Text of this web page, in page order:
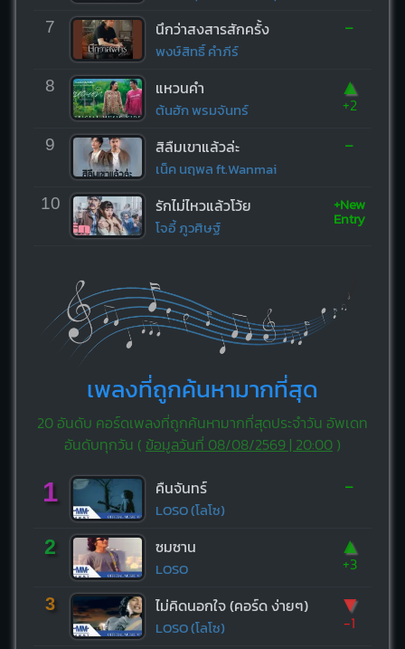
7 นึกว่าสงสารสักครั้ง
พงษ์สิทธิ์ คำภีร์
-
8 แหวนคำ
ต้นฮัก พรมจันทร์
▲
+2
9 สิลืมเขาแล้วล่ะ
เน็ค นฤพล ft.Wanmai
-
10 รักไม่ไหวแล้วโว้ย
โจอี้ ภูวศิษฐ์
+New
Entry
เพลงที่ถูกค้นหามากที่สุด
20 อันดับ คอร์ดเพลงที่ถูกค้นหามากที่สุดประจำวัน อัพเดท
อันดับทุกวัน ( ข้อมูลวันที่ 08/08/2569 | 20:00)
1 คืนจันทร์
LOSO (โลโซ)
-
2 ซมซาน
LOSO
▲
+3
3 ไม่คิดนอกใจ (คอร์ด ง่ายๆ)
LOSO (โลโซ)
▼
-1